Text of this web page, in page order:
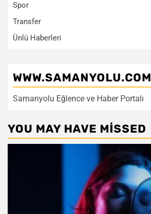
Spor
Transfer
Ünlü Haberleri
WWW.SAMANYOLU.COM
Samanyolu Eğlence ve Haber Portalı
YOU MAY HAVE MISSED